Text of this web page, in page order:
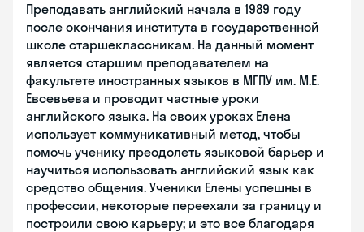
Преподавать английский начала в 1989 году
после окончания института в государственной
школе старшеклассникам. На данный момент
является старшим преподавателем на
факультете иностранных языков в МГПУ им. М.Е.
Евсевьева и проводит частные уроки
английского языка. На своих уроках Елена
использует коммуникативный метод, чтобы
помочь ученику преодолеть языковой барьер и
научиться использовать английский язык как
средство общения. Ученики Елены успешны в
профессии, некоторые переехали за границу и
построили свою карьеру; и это все благодаря